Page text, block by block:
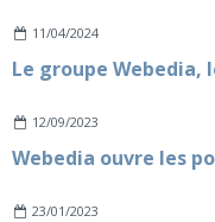
11/04/2024
12/09/2023
23/01/2023